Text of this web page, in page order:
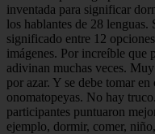
inventada para significar
los hablantes de 28 lenguas.
significado entre 12
imágenes. Por increíble que
adivinan muchas veces.
por azar. Y se debe tomar
onomatopeyas. No hay
participantes puntuaron
ejemplo, dormir, comer,